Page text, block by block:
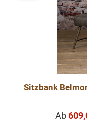
Sitzbank
Ab